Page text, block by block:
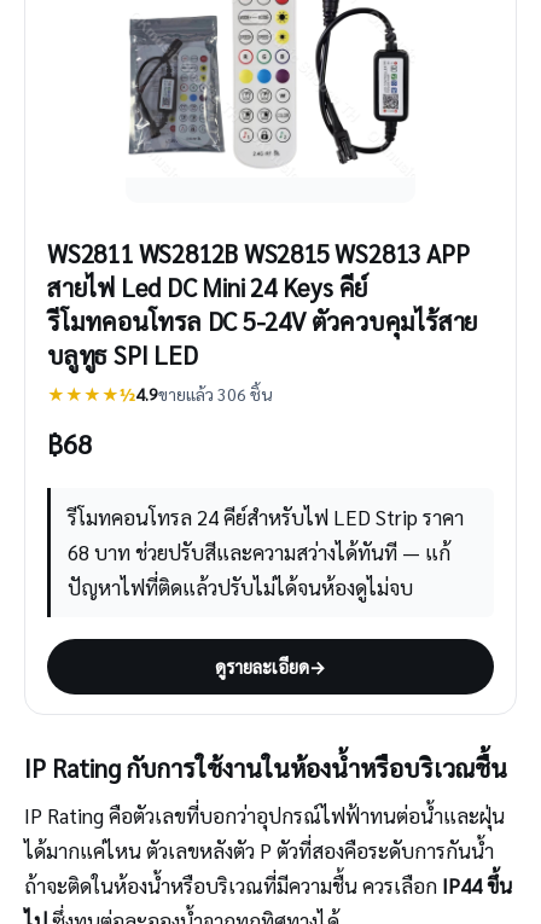
WS2811 WS2812B WS2815 WS2813 APP
สายไฟ Led DC Mini 24 Keys คีย์
รีโมทคอนโทรล DC 5-24V ตัวควบคุมไร้สาย
บลูทูธ SPI LED
★★★★½4.9ขายแล้ว 306 ชิ้น
฿68
รีโมทคอนโทรล 24 คีย์สำหรับไฟ LED Strip ราคา
68 บาท ช่วยปรับสีและความสว่างได้ทันที — แก้
ปัญหาไฟที่ติดแล้วปรับไม่ได้จนห้องดูไม่จบ
ดูรายละเอียด→
IP Rating กับการใช้งานในห้องน้ำหรือบริเวณชื้น
IP Rating คือตัวเลขที่บอกว่าอุปกรณ์ไฟฟ้าทนต่อน้ำและฝุ่น
ได้มากแค่ไหน ตัวเลขหลังตัว P ตัวที่สองคือระดับการกันน้ำ
ถ้าจะติดในห้องน้ำหรือบริเวณที่มีความชื้น ควรเลือก IP44 ขึ้น